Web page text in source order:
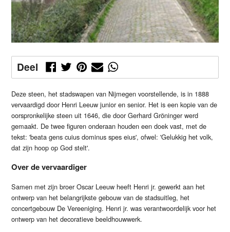
Deel
Deze steen, het stadswapen van Nijmegen voorstellende, is in 1888
vervaardigd door Henri Leeuw junior en senior. Het is een kopie van de
oorspronkelijke steen uit 1646, die door Gerhard Gröninger werd
gemaakt. De twee figuren onderaan houden een doek vast, met de
tekst: 'beata gens cuius dominus spes eius', ofwel: 'Gelukkig het volk,
dat zijn hoop op God stelt'.
Over de vervaardiger
Samen met zijn broer Oscar Leeuw heeft Henri jr. gewerkt aan het
ontwerp van het belangrijkste gebouw van de stadsuitleg, het
concertgebouw De Vereeniging. Henri jr. was verantwoordelijk voor het
ontwerp van het decoratieve beeldhouwwerk.